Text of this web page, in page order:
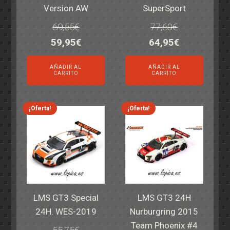
Version AW
69,55€
El
precio
original
era:
69,55€.
59,95€El
precio
actual
es:
59,95€.
AÑADIR AL
CARRITO
SuperSport
77,60€
El
precio
original
era:
77,60€.
64,95€El
precio
actual
es:
64,95€.
AÑADIR AL
CARRITO
¡Oferta!
LMS GT3 Special
24H. WES-2019
¡Oferta!
LMS GT3 24H
Nurburgring 2015
Team Phoenix #4